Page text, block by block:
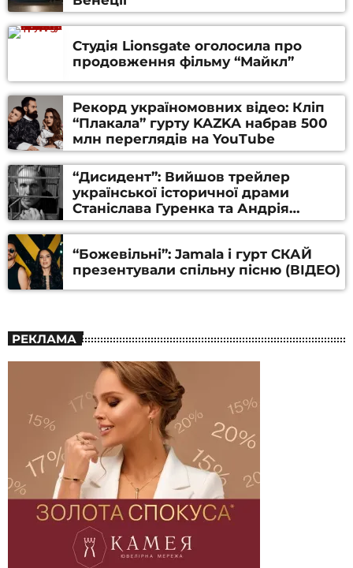
Студія Lionsgate оголосила про
продовження фільму “Майкл”
Рекорд україномовних відео: Кліп
“Плакала” гурту KAZKA набрав 500
млн переглядів на YouTube
“Дисидент”: Вийшов трейлер
української історичної драми
Станіслава Гуренка та Андрія
Алфьорова (ВІДЕО)
“Божевільні”: Jamala і гурт СКАЙ
презентували спільну пісню (ВІДЕО)
РЕКЛАМА